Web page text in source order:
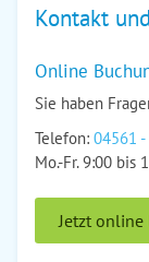
Kontakt
Online
Sie haben
Telefon: 04561
Mo.-Fr. 9:00 bis
Jetzt online